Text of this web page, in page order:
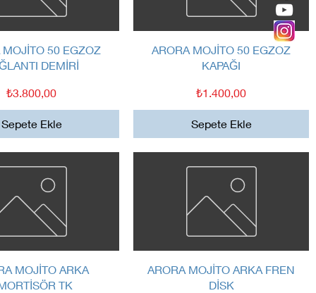
Hızlı Bakış
MOJİTO 50 EGZOZ
DEMİRİ
Fiyat
₺3.800,00
Sepete Ekle
Hızlı Bakış
ARORA MOJİTO 50 EGZOZ
KAPAĞI
Fiyat
₺1.400,00
Sepete Ekle
Hızlı Bakış
MOJİTO ARKA
TK
Hızlı Bakış
ARORA MOJİTO ARKA FREN
DİSK